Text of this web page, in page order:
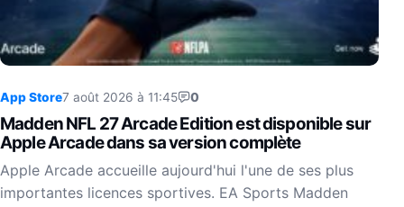
App Store7 août 2026 à 11:45 0
Madden NFL 27 Arcade Edition est disponible sur
Apple Arcade dans sa version complète
Apple Arcade accueille aujourd'hui l'une de ses plus
importantes licences sportives. EA Sports Madden